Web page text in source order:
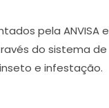
pela ANVISA e
do sistema de
e infestação.